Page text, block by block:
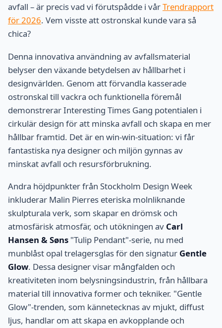
avfall – är precis vad vi förutspådde i vårTrendrapport
för 2026. Vem visste att ostronskal kunde vara så
chica?
Denna innovativa användning av avfallsmaterial
belyser den växande betydelsen av hållbarhet i
designvärlden. Genom att förvandla kasserade
ostronskal till vackra och funktionella föremål
demonstrerar Interesting Times Gang potentialen i
cirkulär design för att minska avfall och skapa en mer
hållbar framtid. Det är en win-win-situation: vi får
fantastiska nya designer och miljön gynnas av
minskat avfall och resursförbrukning.
Andra höjdpunkter från Stockholm Design Week
inkluderar Malin Pierres eteriska molnliknande
skulpturala verk, som skapar en drömsk och
atmosfärisk atmosfär, och utökningen av Carl
Hansen & Søns "Tulip Pendant"-serie, nu med
munblåst opal trelagersglas för den signatur Gentle
Glow. Dessa designer visar mångfalden och
kreativiteten inom belysningsindustrin, från hållbara
material till innovativa former och tekniker. "Gentle
Glow"-trenden, som kännetecknas av mjukt, diffust
ljus, handlar om att skapa en avkopplande och